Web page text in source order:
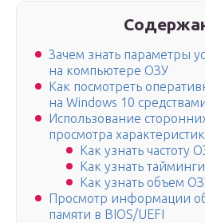
Зачем знать параметры
на компьютере ОЗУ
Как посмотреть
на Windows 10
Использование
просмотра
Как узнать частоту
Как узнать
Как узнать объем
Просмотр информации
памяти в BIOS/UEFI